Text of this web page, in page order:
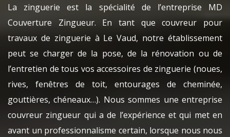
La zinguerie est la spécialité de l’entreprise MD
Couverture Zingueur. En tant que couvreur pour
travaux de zinguerie à Le Vaud, notre établissement
peut se charger de la pose, de la rénovation ou de
l’entretien de tous vos accessoires de zinguerie (noues,
rives, fenêtres de toit, entourages de cheminée,
gouttières, chéneaux…). Nous sommes une entreprise
couvreur zingueur qui a de l’expérience et qui met en
avant un professionnalisme certain, lorsque nous nous